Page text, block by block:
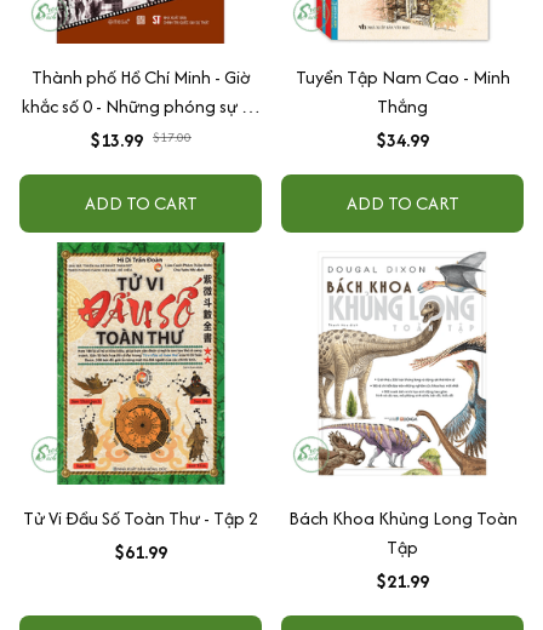
Thành phố Hồ Chí Minh - Giờ
khắc số 0 - Những phóng sự về
kết thúc cuộc chiến tranh 30
$13.99 $17.00
ADD TO CART
Tuyển Tập Nam Cao - Minh
Thắng
$34.99
ADD TO CART
Tử Vi Đầu Số Toàn Thư - Tập 2
$61.99
Bách Khoa Khủng Long Toàn
Tập
$21.99